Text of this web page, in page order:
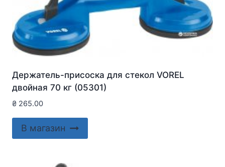
Держатель-присоска для стекол VOREL
двойная 70 кг (05301)
₴ 265.00
В магазин